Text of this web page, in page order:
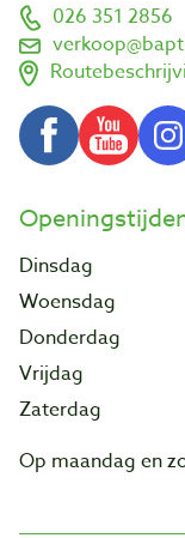
026 351 2856
Dinsdag
Woensdag
Donderdag
Vrijdag
Zaterdag
Op maandag en